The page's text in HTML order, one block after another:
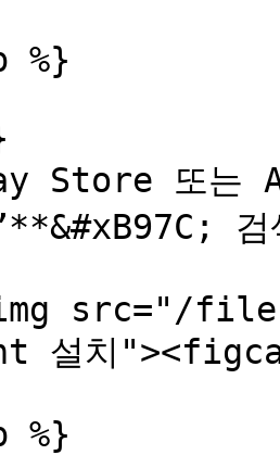
%}
Store 또는
검
src="/files/
설치
%}